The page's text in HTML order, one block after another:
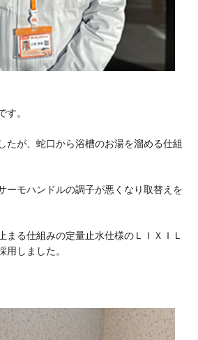
す。
たが、蛇口から浴槽のお湯を溜める仕組
ーモハンドルの調子が悪くなり取替えを
まる仕組みの定量止水仕様のＬＩＸＩＬ
用しました。